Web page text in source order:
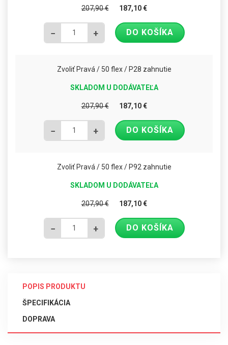
207,90€ 187,10€
− + DO KOŠÍKA
Zvoliť Pravá / 50 flex / P28 zahnutie
SKLADOM U DODÁVATEĽA
207,90€ 187,10€
− + DO KOŠÍKA
Zvoliť Pravá / 50 flex / P92 zahnutie
SKLADOM U DODÁVATEĽA
207,90€ 187,10€
− + DO KOŠÍKA
POPIS PRODUKTU
ŠPECIFIKÁCIA
DOPRAVA